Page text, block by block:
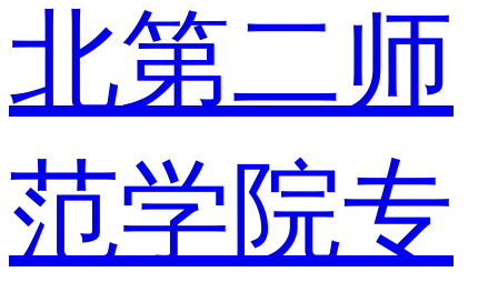
北第二师
范学院专